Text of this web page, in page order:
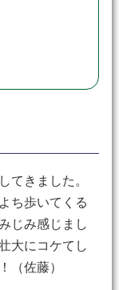
てきました。
ち歩いてくる
じみ感じまし
大にコケてし
（佐藤）